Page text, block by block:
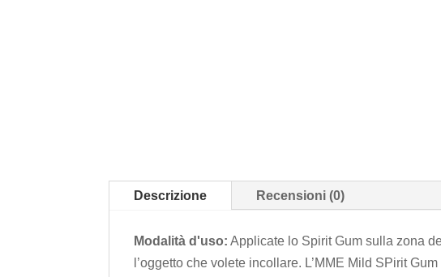
Descrizione Recensioni (0)
Modalità d'uso: Applicate lo Spirit Gum sulla zona
l’oggetto che volete incollare. L’MME Mild SPirit